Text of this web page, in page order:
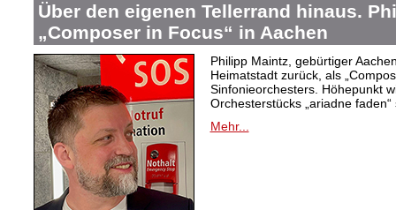
Über den eigenen Tellerrand hinaus.
„Composer in Focus“ in Aachen
Philipp Maintz, gebürtiger
Heimatstadt zurück, als
Sinfonieorchesters. Höhepunkt
Orchesterstücks „ariadne faden“
Mehr...